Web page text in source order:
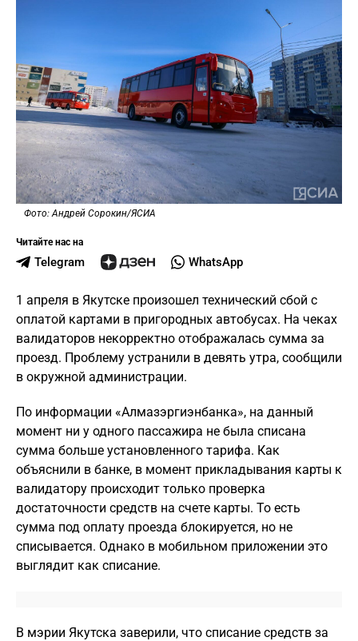
Фото: Андрей Сорокин/ЯСИА
Читайте нас на
Telegram WhatsApp
1 апреля в Якутске произошел технический сбой с
оплатой картами в пригородных автобусах. На чеках
валидаторов некорректно отображалась сумма за
проезд. Проблему устранили в девять утра, сообщили
в окружной администрации.
По информации «Алмазэргиэнбанка», на данный
момент ни у одного пассажира не была списана
сумма больше установленного тарифа. Как
объяснили в банке, в момент прикладывания карты к
валидатору происходит только проверка
достаточности средств на счете карты. То есть
сумма под оплату проезда блокируется, но не
списывается. Однако в мобильном приложении это
выглядит как списание.
В мэрии Якутска заверили, что списание средств за